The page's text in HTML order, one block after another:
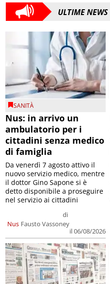
ULTIME NEWS
SANITÀ
Nus: in arrivo un
ambulatorio per i
cittadini senza medico
di famiglia
Nus
di
Fausto Vassoney
il 06/08/2026
Da venerdì 7 agosto attivo il
nuovo servizio medico, mentre
il dottor Gino Sapone si è
detto disponibile a proseguire
nel servizio ai cittadini